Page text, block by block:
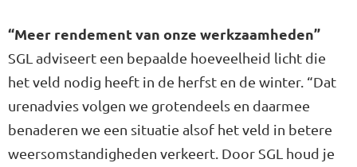
“Meer rendement van onze werkzaamheden”
SGL adviseert een bepaalde hoeveelheid licht die
het veld nodig heeft in de herfst en de winter. “Dat
urenadvies volgen we grotendeels en daarmee
benaderen we een situatie alsof het veld in betere
weersomstandigheden verkeert. Door SGL houd je